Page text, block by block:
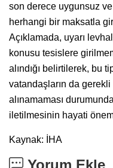
son derece uygunsuz
herhangi bir maksatla
Açıklamada, uyarı
konusu tesislere
alındığı belirtilerek, bu
vatandaşların da
alınamaması
iletilmesinin hayati önem
Kaynak: İHA
Yorum Ekle